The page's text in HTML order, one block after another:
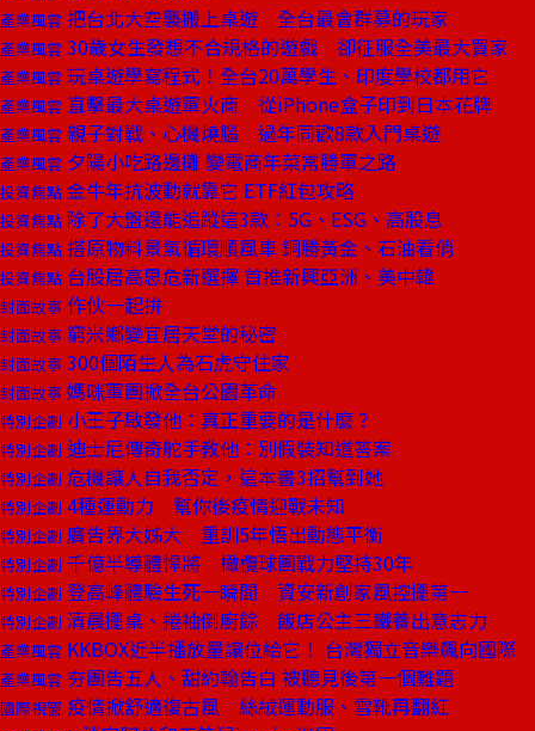
產業風雲 把台北大空襲搬上桌遊 全台最會群募的玩家
產業風雲 30歲女生發想不合規格的遊戲 卻征服全美最大買家
產業風雲 玩桌遊學寫程式！全台20萬學生、印度學校都用它
產業風雲 直擊最大桌遊軍火商 從iPhone盒子印到日本花牌
產業風雲 親子對戰、心機燒腦 過年同歡8款入門桌遊
產業風雲 夕陽小吃路邊攤 變電商年菜常勝軍之路
投資焦點 金牛年抗波動就靠它 ETF紅包攻略
投資焦點 除了大盤還能追蹤這3款：5G、ESG、高股息
投資焦點 搭原物料景氣循環順風車 銅勝黃金、石油看俏
投資焦點 台股居高思危新選擇 首推新興亞洲、美中韓
封面故事 作伙一起拚
封面故事 窮米鄉變宜居天堂的秘密
封面故事 300個陌生人為石虎守住家
封面故事 媽咪軍團掀全台公園革命
特別企劃 小王子啟發他：真正重要的是什麼？
特別企劃 迪士尼傳奇舵手教他：別假裝知道答案
特別企劃 危機讓人自我否定，這本書3招幫到她
特別企劃 4種運動力 幫你後疫情迎戰未知
特別企劃 廣告界大姊大 重訓5年悟出動態平衡
特別企劃 千億半導體悍將 橄欖球團戰力堅持30年
特別企劃 登高峰體驗生死一瞬間 資安新創家風控擺第一
特別企劃 清晨擺桌、捲袖倒廚餘 飯店公主三鐵養出意志力
產業風雲 KKBOX近半播放量讓位給它！ 台灣獨立音樂飆向國際
產業風雲 夯團告五人、甜約翰告白 被聽見後第一個難題
國際視窗 疫情掀舒適復古風 絲絨運動服、雪靴再翻紅